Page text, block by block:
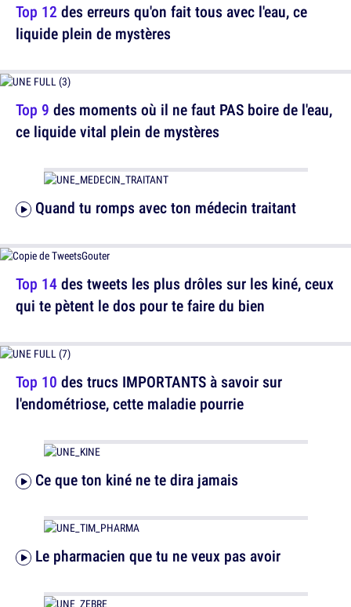
Top 12 des erreurs qu'on fait tous avec l'eau, ce
liquide plein de mystères
Quand tu romps avec ton médecin traitant
Le pharmacien que tu ne veux pas avoir
Top 9 des moments où il ne faut PAS boire de l'eau,
ce liquide vital plein de mystères
Top 14des tweets les plus drôles sur les kiné, ceux
qui te pètent le dos pour te faire du bien
Top 10 des trucs IMPORTANTS à savoir sur
l'endométriose, cette maladie pourrie
Ce que ton kiné ne te dira jamais